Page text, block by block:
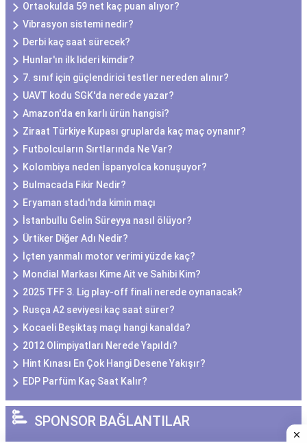
Ortaokulda 59 net kaç puan alıyor?
Vibrasyon sistemi nedir?
Derbi kaç saat sürecek?
Hunlar'ın ilk lideri kimdir?
7. sınıf için güçlendirici testler nereden alınır?
UAVT kodu SGK'da nerede yazar?
Amazon'da en karlı ürün hangisi?
Ziraat Türkiye Kupası gruplarda kaç maç oynanır?
Futbolcuların Sırtlarında Ne Var?
Kolombiya neden İspanyolca konuşuyor?
Bulmacada Fikir Nedir?
Eryaman stadı'nda kimin maçı
İstanbullu Gelin Süreyya nasıl ölüyor?
Ürtiker Diğer Adı Nedir?
İçten yanmalı motor verimi yüzde kaç?
Mondial Markası Kime Ait ve Sahibi Kim?
2025 TFF 3. Lig play-off finali nerede oynanacak?
Rusça A2 seviyesi kaç saat sürer?
Kocaeli Beşiktaş maçı hangi kanalda?
2012 Olimpiyatları Nerede Yapıldı?
Hint Kınası En Çok Hangi Desene Yakışır?
EDP Parfüm Kaç Saat Kalır?
SPONSOR BAĞLANTILAR